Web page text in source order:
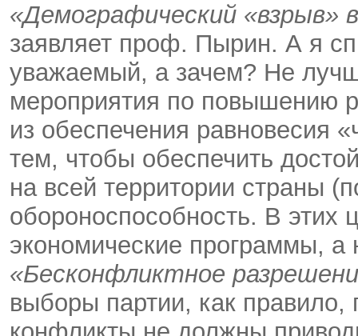
«Демографический «взрыв»
заявляет проф. Пырин. А я
уважаемый, а зачем? Не
мероприятия по повышению
из обеспечения равновесия
тем, чтобы обеспечить
на всей территории страны
обороноспособность. В этих
экономические программы, а
«Бесконфликтное
выборы партии, как